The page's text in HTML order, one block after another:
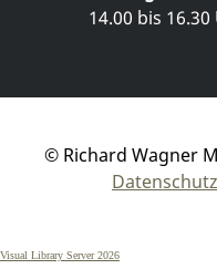
14.00 bis
© Richard Wagner
Datenschutz
Visual Library Server 2026